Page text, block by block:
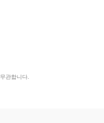
관합니다.